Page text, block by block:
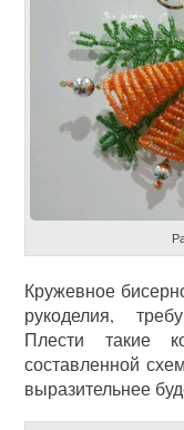
Кружевное
рукоделия,
Плести такие
составленной
выразительнее